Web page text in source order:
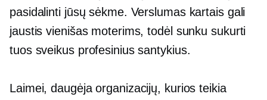
pasidalinti jūsų sėkme. Verslumas kartais gali
jaustis vienišas moterims, todėl sunku sukurti
tuos sveikus profesinius santykius.
Laimei, daugėja organizacijų, kurios teikia